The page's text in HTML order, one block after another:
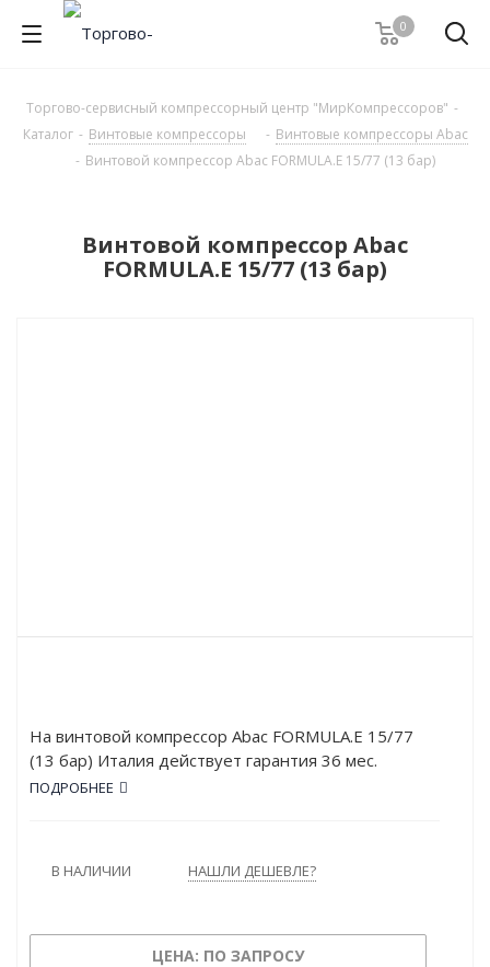
0
Торгово-сервисный компрессорный центр "МирКомпрессоров" -
Каталог - Винтовые компрессоры - Винтовые компрессоры Abac
- Винтовой компрессор Abac FORMULA.E 15/77 (13 бар)
Винтовой компрессор Abac
FORMULA.E 15/77 (13 бар)
На винтовой компрессор Abac FORMULA.E 15/77
(13 бар) Италия действует гарантия 36 мес.
Мощность двигателя FORMULA.E 15/77 (13 бар)
ПОДРОБНЕЕ
В НАЛИЧИИ НАШЛИ ДЕШЕВЛЕ?
ЦЕНА: ПО ЗАПРОСУ